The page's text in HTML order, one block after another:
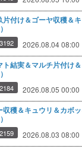
片付け＆ゴーヤ収穫＆
2026.08.04 08:00
ト結実＆マルチ片付け
2026.08.05 00:00
収穫＆キュウリ＆カボ
2026.08.03 08:00